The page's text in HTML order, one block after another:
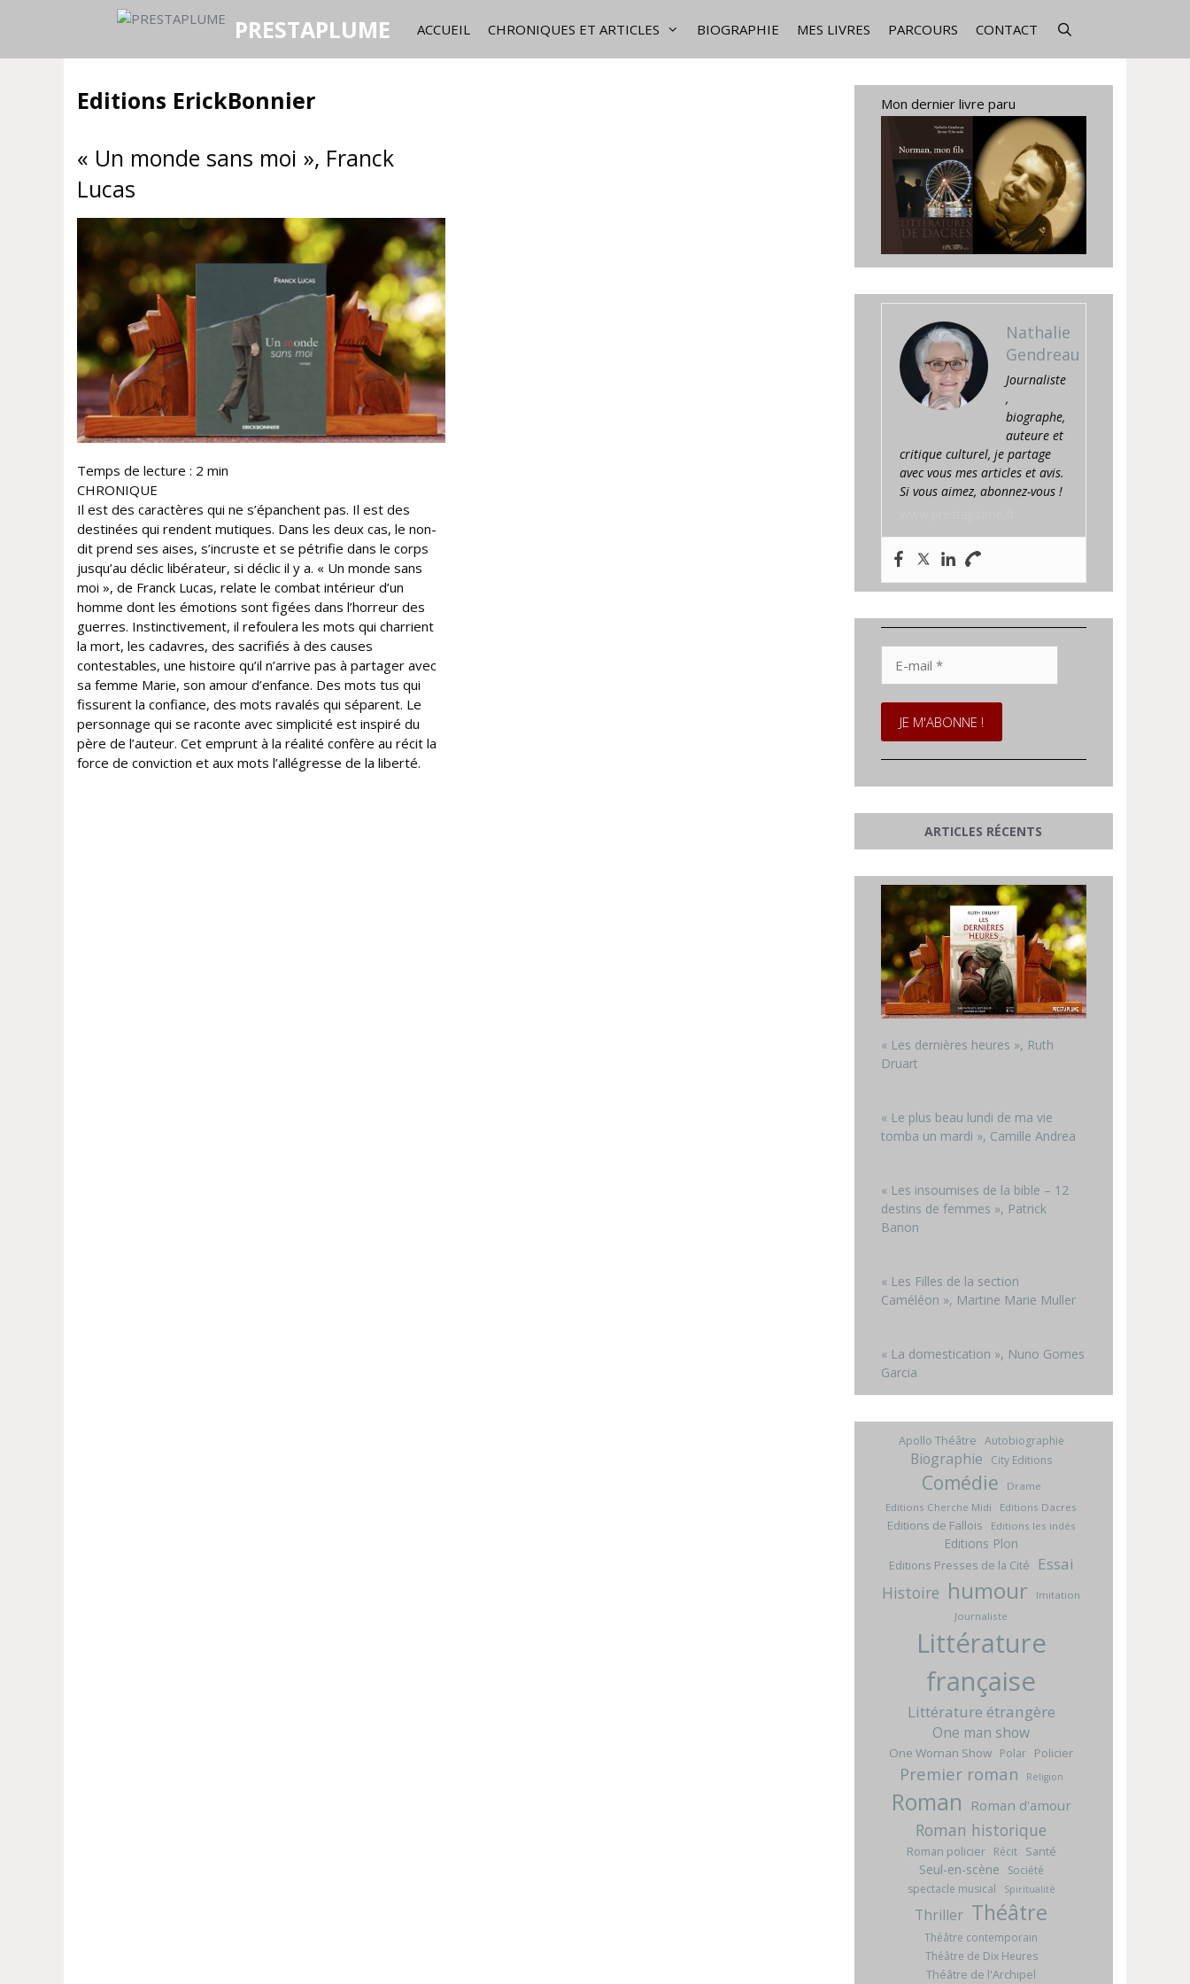
PRESTAPLUME ACCUEIL CHRONIQUES ET ARTICLES BIOGRAPHIE MES LIVRES PARCOURS CONTACT
Editions ErickBonnier
« Un monde sans moi », Franck
Lucas
Temps de lecture : 2 min
CHRONIQUE
Il est des caractères qui ne s’épanchent pas. Il est des
destinées qui rendent mutiques. Dans les deux cas, le non-
dit prend ses aises, s’incruste et se pétrifie dans le corps
jusqu’au déclic libérateur, si déclic il y a. « Un monde sans
moi », de Franck Lucas, relate le combat intérieur d’un
homme dont les émotions sont figées dans l’horreur des
guerres. Instinctivement, il refoulera les mots qui charrient
la mort, les cadavres, des sacrifiés à des causes
contestables, une histoire qu’il n’arrive pas à partager avec
sa femme Marie, son amour d’enfance. Des mots tus qui
fissurent la confiance, des mots ravalés qui séparent. Le
personnage qui se raconte avec simplicité est inspiré du
père de l’auteur. Cet emprunt à la réalité confère au récit la
force de conviction et aux mots l’allégresse de la liberté.
Mon dernier livre paru
Nathalie
Gendreau
Journaliste
,
biographe,
auteure et
critique culturel, je partage
avec vous mes articles et avis.
Si vous aimez, abonnez-vous !
mail
*
ARTICLES RÉCENTS
« Les dernières heures », Ruth
Druart
« Le plus beau lundi de ma vie
tomba un mardi », Camille Andrea
« Les insoumises de la bible – 12
destins de femmes », Patrick
Banon
« Les Filles de la section
Caméléon », Martine Marie Muller
« La domestication », Nuno Gomes
Garcia
Apollo Théâtre Autobiographie
Biographie City Editions
Comédie
Drame
Editions Cherche Midi
Editions Dacres
Editions de Fallois Editions les indés
Editions Plon
Editions Presses de la Cité Essai
Histoire humour
Imitation
Journaliste
Littérature
française
Littérature étrangère
One man show
One Woman Show Polar Policier
Premier roman Religion
Roman Roman d'amour
Roman historique
Roman policier Récit Santé
Seul-en-scène
Société
spectacle musical
Spiritualité
Thriller Théâtre
Théâtre contemporain
Théâtre de Dix Heures
Théâtre de l'Archipel